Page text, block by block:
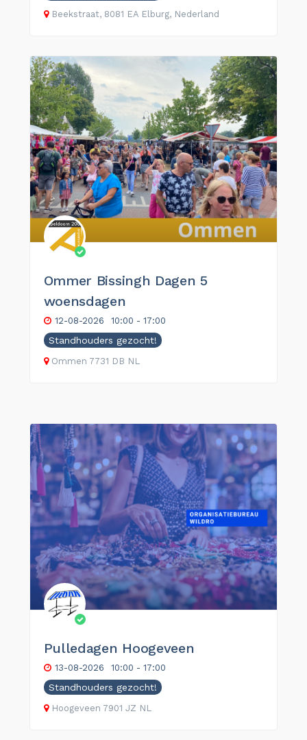
Beekstraat, 8081 EA Elburg, Nederland
Ommer Bissingh Dagen 5
woensdagen
12-08-2026 10:00 - 17:00
Standhouders gezocht!
Ommen 7731 DB NL
Pulledagen Hoogeveen
13-08-2026 10:00 - 17:00
Standhouders gezocht!
Hoogeveen 7901 JZ NL